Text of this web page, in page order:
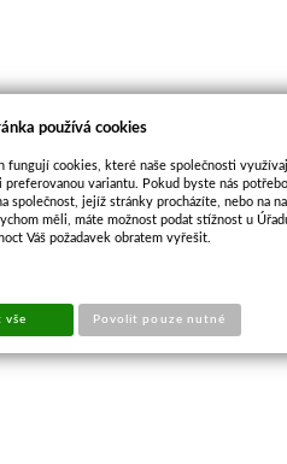
používá cookies
fungují cookies, které naše společnosti
preferovanou variantu. Pokud byste nás
společnost, jejíž stránky procházíte, nebo na
měli, máte možnost podat stížnost u
Váš požadavek obratem vyřešit.
vše Povolit pouze nutné